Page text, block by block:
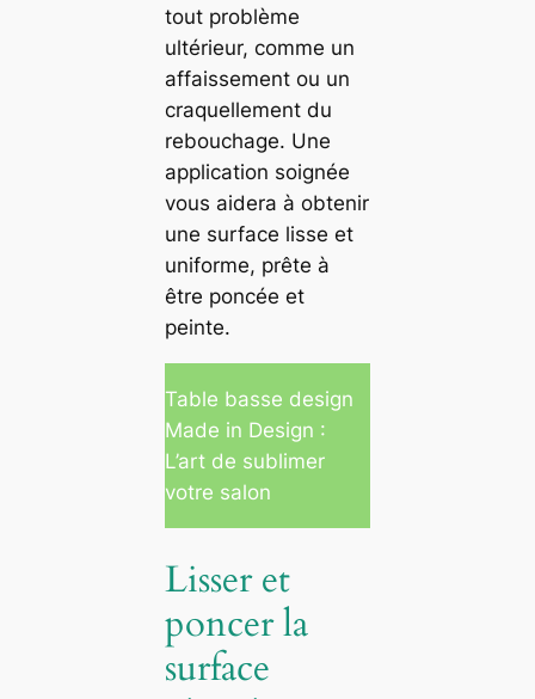
tout problème
ultérieur, comme un
affaissement ou un
craquellement du
rebouchage. Une
application soignée
vous aidera à obtenir
une surface lisse et
uniforme, prête à
être poncée et
peinte.
Table basse design
Made in Design :
L’art de sublimer
votre salon
Lisser et
poncer la
surface